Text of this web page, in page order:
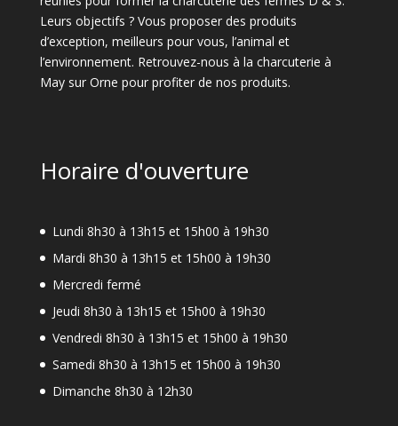
Leurs objectifs ? Vous proposer des produits
d’exception, meilleurs pour vous, l’animal et
l’environnement. Retrouvez-nous à la charcuterie à
May sur Orne pour profiter de nos produits.
Horaire d'ouverture
Lundi 8h30 à 13h15 et 15h00 à 19h30
Mardi 8h30 à 13h15 et 15h00 à 19h30
Mercredi fermé
Jeudi 8h30 à 13h15 et 15h00 à 19h30
Vendredi 8h30 à 13h15 et 15h00 à 19h30
Samedi 8h30 à 13h15 et 15h00 à 19h30
Dimanche 8h30 à 12h30